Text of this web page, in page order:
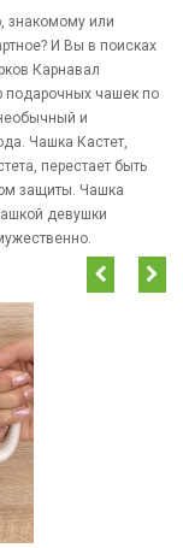
знакомому или
И Вы в поисках
Карнавал
подарочных чашек по
и
Чашка Кастет,
перестает быть
защиты. Чашка
девушки